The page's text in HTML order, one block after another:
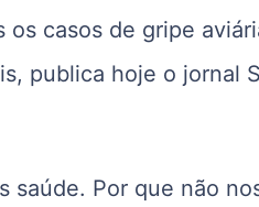
casos de gripe
publica hoje o jornal
saúde. Por que não